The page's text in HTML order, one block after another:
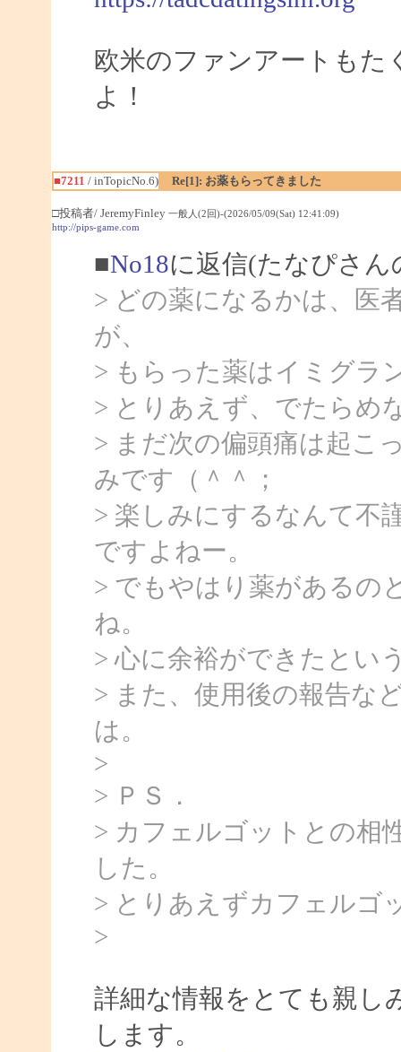
欧米のファンアートもた
よ！
■7211 / inTopicNo.6) Re[1]: お薬もらってきました
□投稿者/ JeremyFinley 一般人(2回)-(2026/05/09(Sat) 12:41:09)
http://pips-game.com
■No18に返信(たなぴさん
> どの薬になるかは、医
が、
> もらった薬はイミグラ
> とりあえず、でたらめ
> まだ次の偏頭痛は起こ
みです（＾＾；
> 楽しみにするなんて不
ですよねー。
> でもやはり薬があるの
ね。
> 心に余裕ができたとい
> また、使用後の報告な
は。
>
> ＰＳ．
> カフェルゴットとの相
した。
> とりあえずカフェルゴ
>
詳細な情報をとても親し
します。